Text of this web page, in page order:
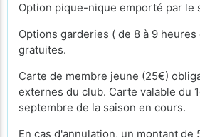
Option pique-nique emporté par le
Options garderies ( de 8 à 9 heures
gratuites.
Carte de membre jeune (25€)
externes du club. Carte valable du
septembre de la saison en cours.
En cas d'annulation, un montant de